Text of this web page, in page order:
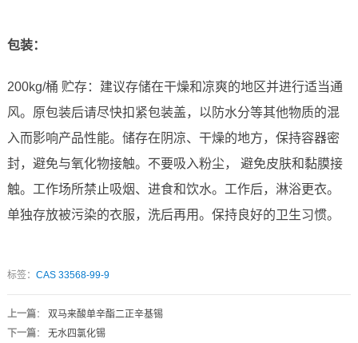
包装：
200kg/桶 贮存：建议存储在干燥和凉爽的地区并进行适当通
风。原包装后请尽快扣紧包装盖，以防水分等其他物质的混
入而影响产品性能。储存在阴凉、干燥的地方，保持容器密
封，避免与氧化物接触。不要吸入粉尘， 避免皮肤和黏膜接
触。工作场所禁止吸烟、进食和饮水。工作后，淋浴更衣。
单独存放被污染的衣服，洗后再用。保持良好的卫生习惯。
标签： CAS 33568-99-9
上一篇： 双马来酸单辛酯二正辛基锡
下一篇： 无水四氯化锡